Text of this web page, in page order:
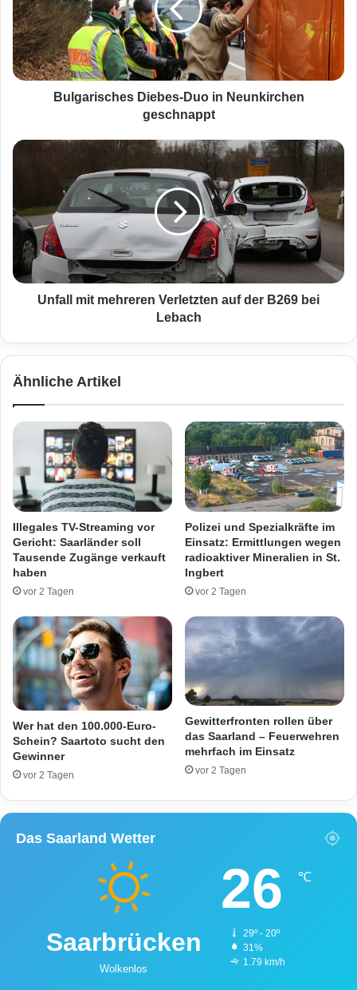
a
r
i
s
c
D
e
-
u
u
i
c
e
g
e
n
a
p
p
Bulgarisches Diebes-Duo in Neunkirchen
geschnappt
U
l
i
t
r
V
e
z
e
n
u
f
d
e
r
B
6
9
b
i
e
Unfall mit mehreren Verletzten auf der B269 bei
Lebach
Ähnliche Artikel
Illegales TV-Streaming vor
Gericht: Saarländer soll
Tausende Zugänge verkauft
haben
vor 2 Tagen
Polizei und Spezialkräfte im
Einsatz: Ermittlungen wegen
radioaktiver Mineralien in St.
Ingbert
vor 2 Tagen
Wer hat den 100.000-Euro-
Schein? Saartoto sucht den
Gewinner
vor 2 Tagen
Gewitterfronten rollen über
das Saarland – Feuerwehren
mehrfach im Einsatz
vor 2 Tagen
Das Saarland Wetter
Saarbrücken
Wolkenlos
26 ℃
29º - 20º
31%
1.79 km/h